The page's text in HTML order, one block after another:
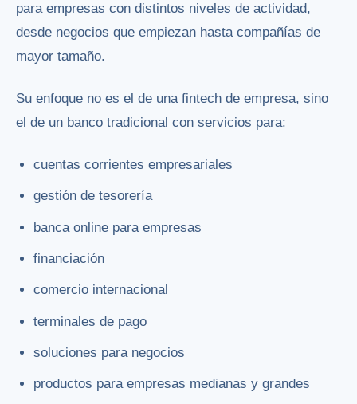
para empresas con distintos niveles de actividad,
desde negocios que empiezan hasta compañías de
mayor tamaño.
Su enfoque no es el de una fintech de empresa, sino
el de un banco tradicional con servicios para:
cuentas corrientes empresariales
gestión de tesorería
banca online para empresas
financiación
comercio internacional
terminales de pago
soluciones para negocios
productos para empresas medianas y grandes